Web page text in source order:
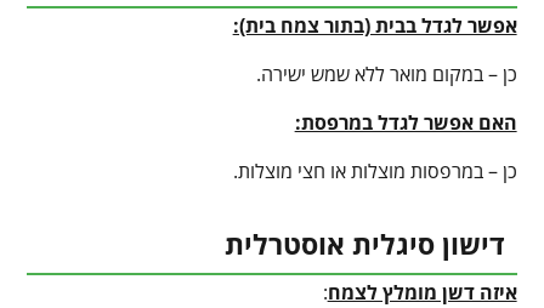
אפשר לגדל בבית (בתור צמח בית):
כן – במקום מואר ללא שמש ישירה.
האם אפשר לגדל במרפסת:
כן – במרפסות מוצלות או חצי מוצלות.
דישון סיגלית אוסטרלית
איזה דשן מומלץ לצמח: